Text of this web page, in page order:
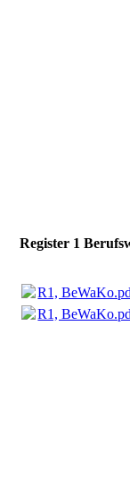
Register 1
R1,
R1,